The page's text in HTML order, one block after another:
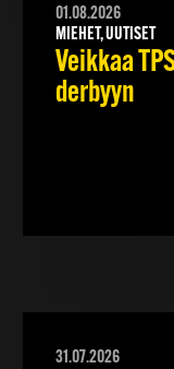
01.08.2026
MIEHET, UUTISET
Veikkaa
derbyyn
31.07.2026